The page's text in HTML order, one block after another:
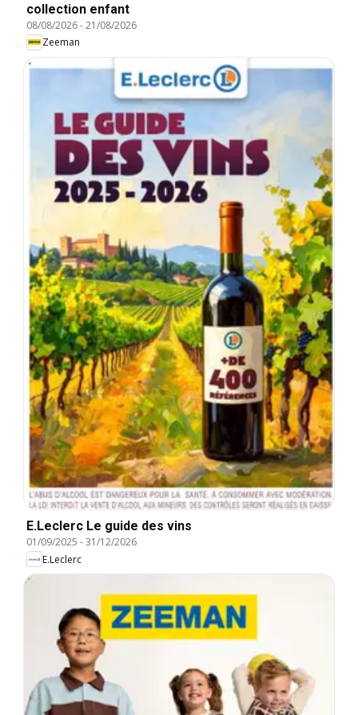
collection enfant
08/08/2026-21/08/2026
Zeeman
E.Leclerc Le guide des vins
01/09/2025 -31/12/2026
E.Leclerc